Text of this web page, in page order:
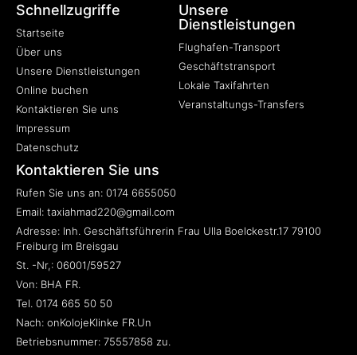
Schnellzugriffe
Startseite
Über uns
Unsere Dienstleistungen
Online buchen
Kontaktieren Sie uns
Impressum
Datenschutz
Unsere
Dienstleistungen
Flughafen-Transport
Geschäftstransport
Lokale Taxifahrten
Veranstaltungs-Transfers
Kontaktieren Sie uns
Rufen Sie uns an: 0174 6655050
Email: taxiahmad220@gmail.com
Adresse: Inh. Geschäftsführerin Frau Ulla Boelckestr.17 79100
Freiburg im Breisgau
St. -Nr,: 06001/59527
Von: BHA FR.
Tel. 0174 665 50 50
Nach: onKolojeKlinke FR.Un
Betriebsnummer: 75557858 zu.